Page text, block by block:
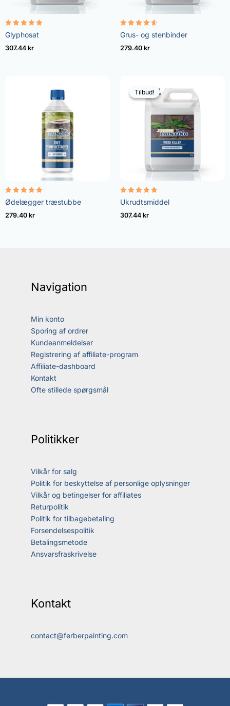
Vurderet
4.96
ud af 5
Glyphosat
307.44 kr
Vurderet
4.57
ud af 5
Grus- og stenbinder
279.40 kr
Vurderet
5.00
ud af 5
Ødelægger træstubbe
279.40 kr
Tilbud!
Tilbud!
Vurderet
4.73
ud af 5
Ukrudtsmiddel
307.44 kr
Navigation
Min konto
Sporing af ordrer
Kundeanmeldelser
Registrering af affiliate-program
Affiliate-dashboard
Kontakt
Ofte stillede spørgsmål
Politikker
Vilkår for salg
Politik for beskyttelse af personlige oplysninger
Vilkår og betingelser for affiliates
Returpolitik
Politik for tilbagebetaling
Forsendelsespolitik
Betalingsmetode
Ansvarsfraskrivelse
Kontakt
contact@ferberpainting.com